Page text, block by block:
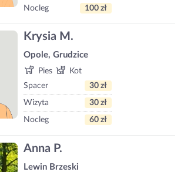
Nocleg 100 zł
Krysia M.
Opole, Grudzice
Pies
Kot
Spacer
30 zł
Wizyta 30 zł
Nocleg 60 zł
Anna P.
Lewin Brzeski